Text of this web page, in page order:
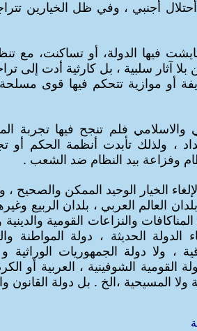
أحتلال أجنبي ، وفي ظل الخيارين
فيها الدولة، أو تساكنت، مع
آثار سلبية ، بل كارثية أدت إلى
أو موازية تتحكم فيها قوى
والاسلامي فلم تنجح فيها تجربة
، ولذلك تأبدت أنظمة الحكم أو
وفزاعة بيد النظام ضد الشعب .
لإلغاء الخيار الوحيد الممكن والصحيح
العالم العربي ، بلدان الربيع
والنزاعات القومية والدينية
الدولة الحديثة ، دولة المواطنة
، ولا دولة الجمهوريات الوراثية
القومية الشوفينية ، العربية أو
ولا المسيحية ،الخ . بل دولة